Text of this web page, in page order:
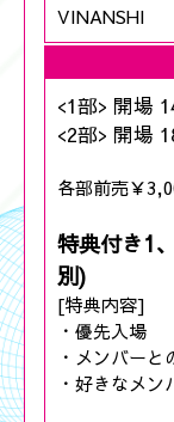
VINANSHI
<1部> 開場
<2部> 開場
各部前売￥
特典付き1
別)
[特典内容]
・優先入場
・メンバー
・好きなメ